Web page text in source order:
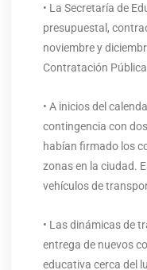
• La Secretaría de
presupuestal,
noviembre y
Contratación
• A inicios del
contingencia con
habían firmado los
zonas en la ciudad.
vehículos de
• Las dinámicas de
entrega de nuevos
educativa cerca del